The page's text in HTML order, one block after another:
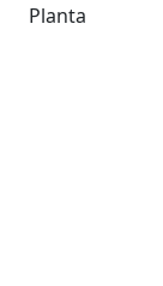
Planta